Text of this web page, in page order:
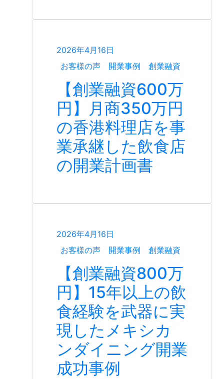
2026年4月16日
お客様の声
開業事例 創業融資
【創業融資600万
円】月商350万円
の香港料理店を事
業承継した飲食店
の開業計画書
2026年4月16日
お客様の声
開業事例 創業融資
【創業融資800万
円】15年以上の飲
食経験を武器に実
現したメキシカ
ンダイニング開業
成功事例